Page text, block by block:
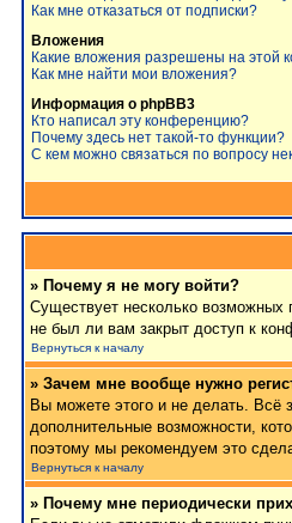
Как мне отказаться от подписки?
Вложения
Какие вложения разрешены на этой
Как мне найти мои вложения?
Информация о phpBB3
Кто написал эту конференцию?
Почему здесь нет такой-то функции?
С кем можно связаться по вопросу
» Почему я не могу войти?
Существует несколько возможных
не был ли вам закрыт доступ к
Вернуться к началу
» Зачем мне вообще нужно
Вы можете этого и не делать. Всё
дополнительные возможности,
поэтому мы рекомендуем это
Вернуться к началу
» Почему мне периодически